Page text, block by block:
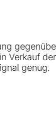
Verkauf
genug.